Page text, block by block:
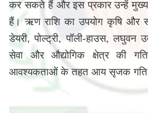
कर सकते हैं और इस प्रकार उन्हें
हैं। ऋण राशि का उपयोग कृषि और
डेयरी, पोल्ट्री, पॉली-हाउस,
सेवा और औद्योगिक क्षेत्र की
आवश्यकताओं के तहत आय सृजक गति